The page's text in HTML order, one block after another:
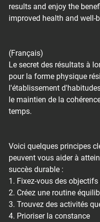
results and enjoy the
improved health and well-
(Français)
Le secret des résultats à
pour la forme physique
l'établissement
le maintien de la
temps.
Voici quelques principes
peuvent vous aider à
succès durable :
1. Fixez-vous des
2. Créez une routine
3. Trouvez des activités
4. Prioriser la constance